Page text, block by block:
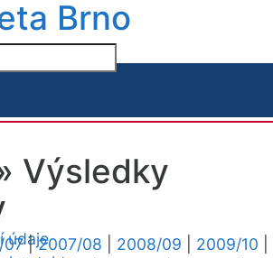
Brno
údaje
Výsledky
07|2007/08 2008/09 2009/10